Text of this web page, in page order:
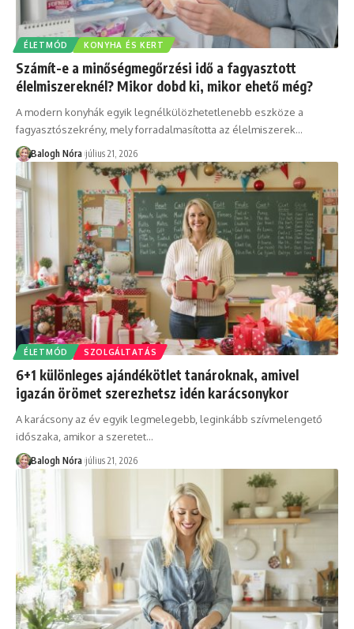
ÉLETMÓD KONYHA ÉS KERT
Számít-e a minőségmegőrzési idő a fagyasztott
élelmiszereknél? Mikor dobd ki, mikor ehető még?
A modern konyhák egyik legnélkülözhetetlenebb eszköze a
fagyasztószekrény, mely forradalmasította az élelmiszerek…
Balogh Nóra július 21, 2026
ÉLETMÓD SZOLGÁLTATÁS
6+1 különleges ajándékötlet tanároknak, amivel
igazán örömet szerezhetsz idén karácsonykor
A karácsony az év egyik legmelegebb, leginkább szívmelengető
időszaka, amikor a szeretet…
Balogh Nóra július 21, 2026